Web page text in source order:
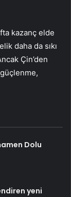
kazanç elde
daha da sıkı
Çin’den
Dolu
yeni